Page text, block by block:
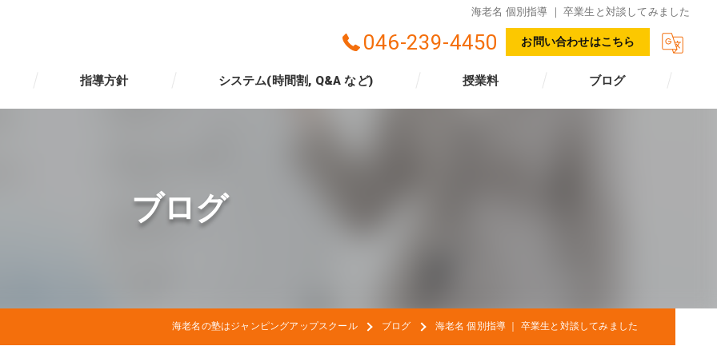
海老名 個別指導 ｜ 卒業生と対談してみました
046-239-4450 お問い合わせはこちら
指導方針 システム(時間割, Q&A など) 授業料 ブログ
ブログ
海老名の塾はジャンピングアップスクール ブログ 海老名 個別指導 ｜ 卒業生と対談してみました